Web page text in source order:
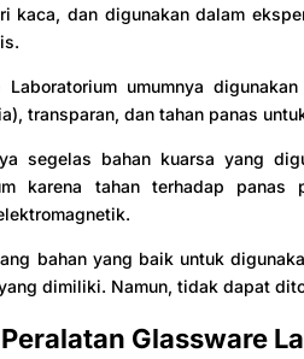
kaca, dan digunakan dalam
Laboratorium umumnya
transparan, dan tahan panas
segelas bahan kuarsa yang
karena tahan terhadap
bahan yang baik untuk
dimiliki. Namun, tidak dapat
Glassware